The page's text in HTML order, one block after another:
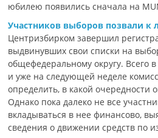
юбилею появились сначала на
Участников выборов позвали к
Центризбирком завершил
выдвинувших свои списки на
общефедеральному округу. Всего
и уже на следующей неделе
определить, в какой очередности
Однако пока далеко не все
вкладываться в нее финансово,
сведения о движении средств по